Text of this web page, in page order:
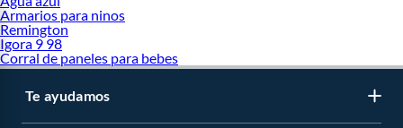
Armarios para ninos
Remington
Igora 9 98
Corral de paneles para bebes
Te ayudamos